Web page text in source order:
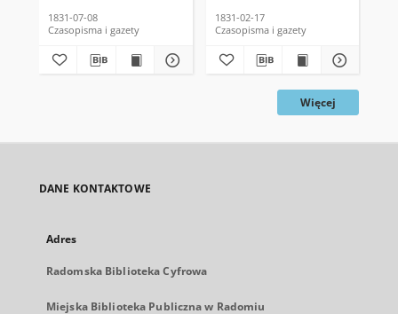
1831-07-08
Czasopisma i gazety
1831-02-17
Czasopisma i gazety
Więcej
DANE KONTAKTOWE
Adres
Radomska Biblioteka Cyfrowa
Miejska Biblioteka Publiczna w Radomiu